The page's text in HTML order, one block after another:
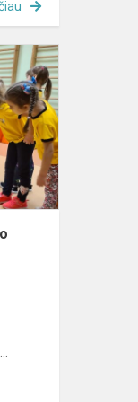
„Bitučių“
grupės
futboliuko
komanda